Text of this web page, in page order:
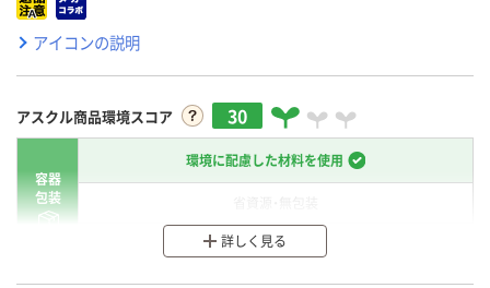
アイコンの説明
アスクル商品環境スコア 30
容器
包装
環境に配慮した材料を使用
分別・リサイクルしやすい設計
詳しく見る